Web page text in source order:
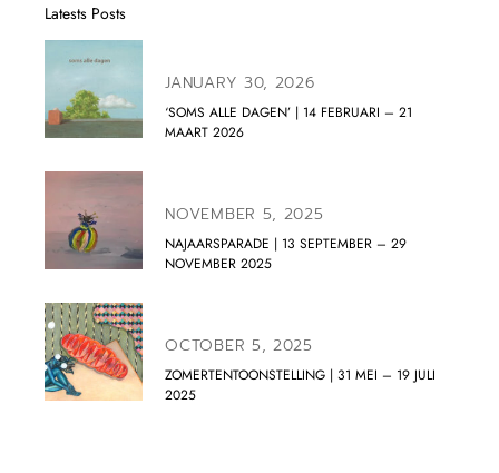
Latests Posts
JANUARY 30, 2026
‘SOMS ALLE DAGEN’ | 14 FEBRUARI – 21
MAART 2026
NOVEMBER 5, 2025
NAJAARSPARADE | 13 SEPTEMBER – 29
NOVEMBER 2025
OCTOBER 5, 2025
ZOMERTENTOONSTELLING | 31 MEI – 19 JULI
2025